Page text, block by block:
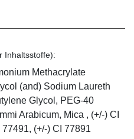
Inhaltsstoffe):
Methacrylate
(and) Sodium Laureth
Glycol, PEG-40
Arabicum, Mica , (+/-) CI
(+/-) CI 77891